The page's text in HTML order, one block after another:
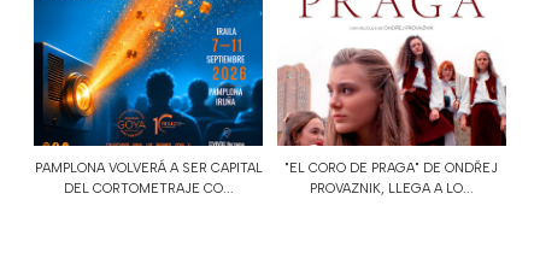
PAMPLONA VOLVERÁ A SER CAPITAL
DEL CORTOMETRAJE CO...
"EL CORO DE PRAGA" DE ONDŘEJ
PROVAZNIK, LLEGA A LO...